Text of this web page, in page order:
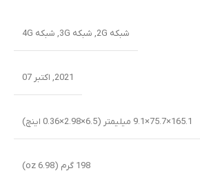
شبکه 2G , شبکه 3G , شبکه 4G
2021, اکتبر 07
165.1×75.7×9.1 میلیمتر (6.5×2.98×0.36 اینچ)
198 گرم (6.98 oz)